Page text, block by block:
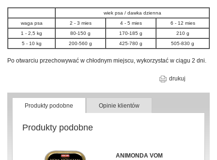
wiek psa / dawka dzienna
waga psa
2 - 3 mies 4 - 5 mies
6 - 12 mies
1 - 2,5 kg
80-150 g 170-185 g
210 g
5 - 10 kg
200-560 g 425-780 g 505-830 g
Po otwarciu przechowywać w chłodnym miejscu, wykorzystać w ciągu 2 dni.
drukuj
Produkty podobne Opinie klientów
Produkty podobne
ANIMONDA VOM